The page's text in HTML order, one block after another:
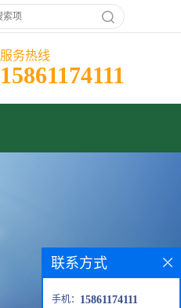
服务热线
15861174111
联系方式
手机： 15861174111